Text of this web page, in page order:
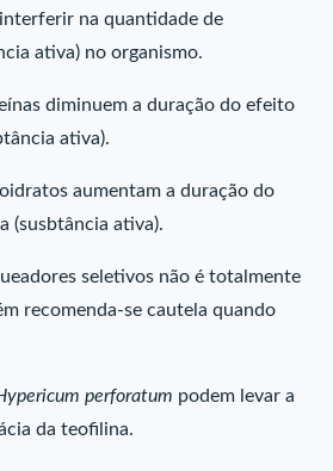
na quantidade de
ativa) no organismo.
diminuem a duração do efeito
ativa).
aumentam a duração do
(susbtância ativa).
seletivos não é totalmente
recomenda-se cautela quando
perforatum podem levar a
da teofilina.